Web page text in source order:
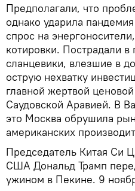
Предполагали, что
однако ударила
спрос на
котировки. Пострадали
сланцевики, влезшие в
острую нехватку
главной жертвой
Саудовской Аравией. В
это Москва обрушила
американских
Председатель Китая Си
США Дональд Трамп
ужином в Пекине. 9